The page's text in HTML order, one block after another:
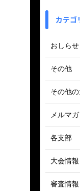
カテゴ
おしらせ
その他
その他
メルマガ
各支部
大会情報
審査情報